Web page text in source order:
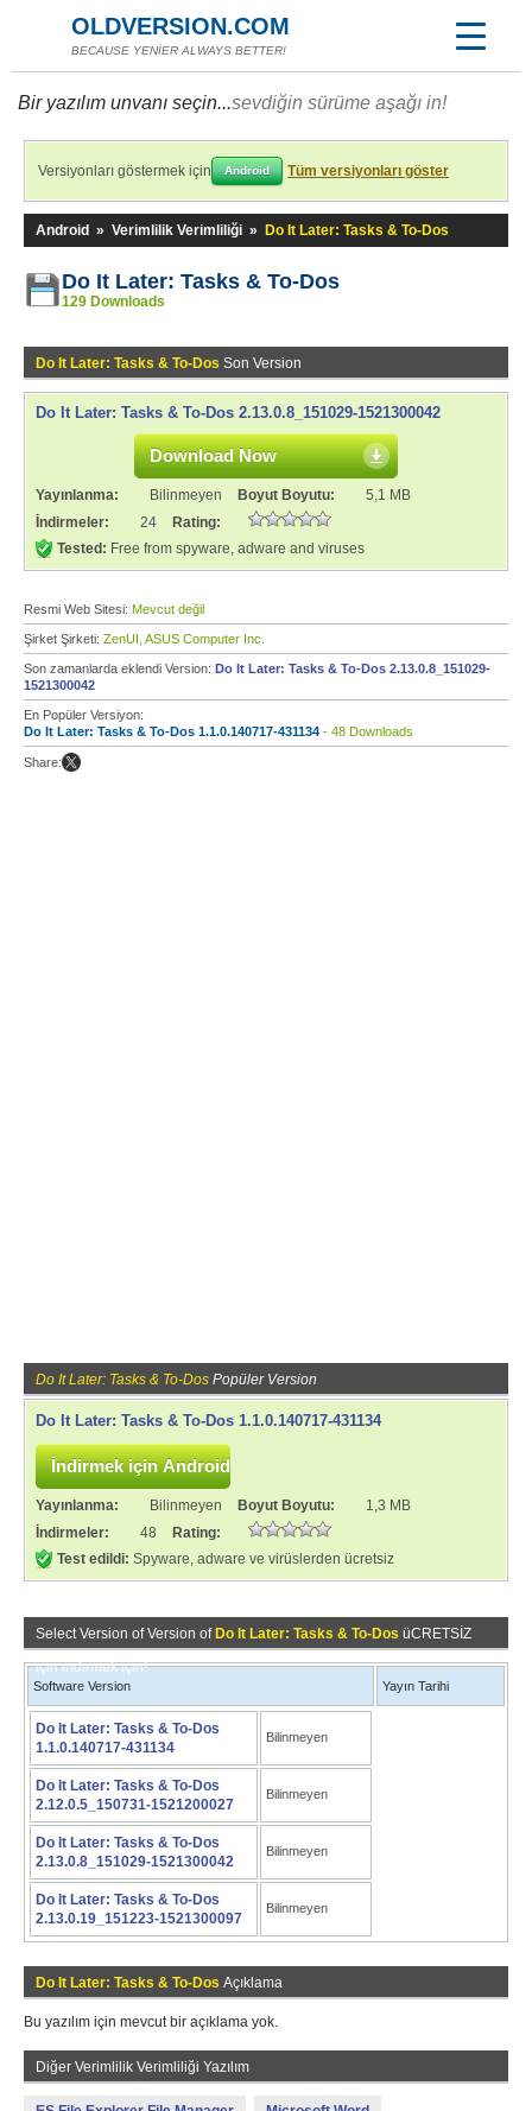
OLDVERSION.COM
BECAUSE YENİER ALWAYS BETTER!
Bir yazılım unvanı seçin...sevdiğin sürüme aşağı in!
Versiyonları göstermek için Android Tüm versiyonları göster
Android » Verimlilik Verimliliği » Do It Later: Tasks & To-Dos
Do It Later: Tasks & To-Dos
129 Downloads
Do It Later: Tasks & To-Dos Son Version
Do It Later: Tasks & To-Dos 2.13.0.8_151029-1521300042
Download Now
Yayınlanma: Bilinmeyen Boyut Boyutu:
5,1 MB
İndirmeler:
24
Rating:
Tested: Free from spyware, adware and viruses
Resmi Web Sitesi: Mevcut değil
Şirket Şirketi: ZenUI, ASUS Computer Inc.
Son zamanlarda eklendi Version: Do It Later: Tasks & To-Dos 2.13.0.8_151029-
1521300042
En Popüler Versiyon:
Do It Later: Tasks & To-Dos 1.1.0.140717-431134 - 48 Downloads
Share:
Do It Later: Tasks & To-Dos Popüler Version
Do It Later: Tasks & To-Dos 1.1.0.140717-431134
Yayınlanma: Bilinmeyen Boyut Boyutu:
1,3 MB
İndirmeler:
48
Rating:
Test edildi: Spyware, adware ve virüslerden ücretsiz
Select Version of Version of Do It Later: Tasks & To-Dos üCRETSİZ
için indirmek için!
Software Version Yayın Tarihi
Do It Later: Tasks & To-Dos
1.1.0.140717-431134
Bilinmeyen
Do It Later: Tasks & To-Dos
2.12.0.5_150731-1521200027
Bilinmeyen
Do It Later: Tasks & To-Dos
2.13.0.8_151029-1521300042
Bilinmeyen
Do It Later: Tasks & To-Dos
2.13.0.19_151223-1521300097
Bilinmeyen
Do It Later: Tasks & To-Dos Açıklama
Bu yazılım için mevcut bir açıklama yok.
Diğer Verimlilik Verimliliği Yazılım